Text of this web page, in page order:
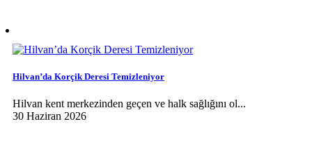
Hilvan’da Korçik Deresi Temizleniyor
Hilvan kent merkezinden geçen ve halk sağlığını ol...
30 Haziran 2026